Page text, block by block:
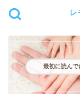
最初に読んで